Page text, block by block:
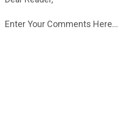
Enter Your Comments Here...